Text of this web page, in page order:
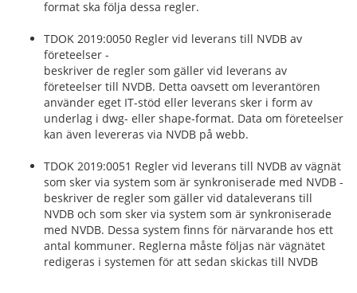
format ska följa dessa regler.
TDOK 2019:0050 Regler vid leverans till NVDB av
företeelser -
beskriver de regler som gäller vid leverans av
företeelser till NVDB. Detta oavsett om leverantören
använder eget IT-stöd eller leverans sker i form av
underlag i dwg- eller shape-format. Data om företeelser
kan även levereras via NVDB på webb.
TDOK 2019:0051 Regler vid leverans till NVDB av vägnät
som sker via system som är synkroniserade med NVDB -
beskriver de regler som gäller vid dataleverans till
NVDB och som sker via system som är synkroniserade
med NVDB. Dessa system finns för närvarande hos ett
antal kommuner. Reglerna måste följas när vägnätet
redigeras i systemen för att sedan skickas till NVDB